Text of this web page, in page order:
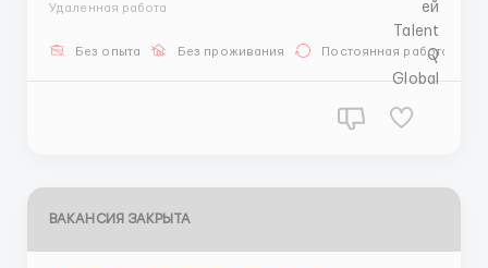
"Копирайтер (онлайн)" — это идеальный старт!
Гибкий график (утренние,дневные или ночные
Удаленная работа
Без опыта Без проживания Постоянная работа
ВАКАНСИЯ ЗАКРЫТА